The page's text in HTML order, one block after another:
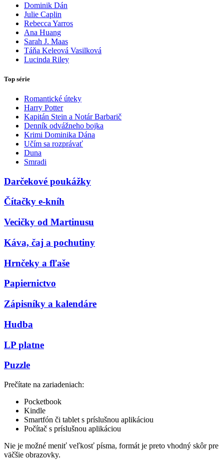
Dominik Dán
Julie Caplin
Rebecca Yarros
Ana Huang
Sarah J. Maas
Táňa Keleová Vasilková
Lucinda Riley
Top série
Romantické úteky
Harry Potter
Kapitán Stein a Notár Barbarič
Denník odvážneho bojka
Krimi Dominika Dána
Učím sa rozprávať
Duna
Smradi
Darčekové poukážky
Čítačky e-kníh
Vecičky od Martinusu
Káva, čaj a pochutiny
Hrnčeky a fľaše
Papiernictvo
Zápisníky a kalendáre
Hudba
LP platne
Puzzle
Prečítate na zariadeniach:
Pocketbook
Kindle
Smartfón či tablet s príslušnou aplikáciou
Počítač s príslušnou aplikáciou
Nie je možné meniť veľkosť písma, formát je preto vhodný skôr pre
väčšie obrazovky.